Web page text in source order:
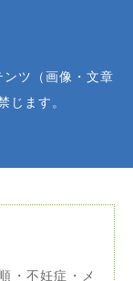
ツ（画像・文章
じます。
・不妊症・メ